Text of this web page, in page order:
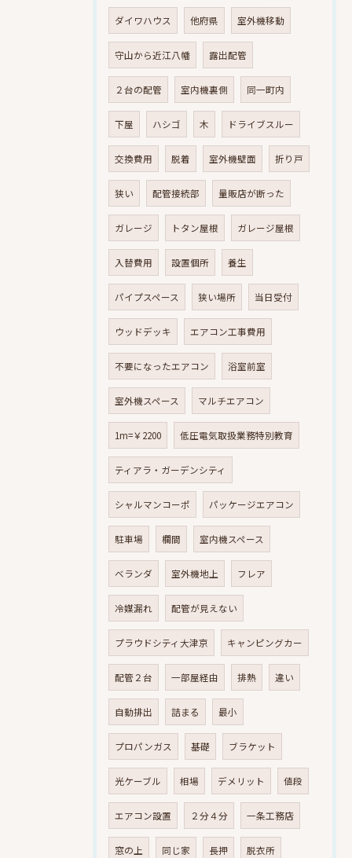
ダイワハウス 他府県 室外機移動
守山から近江八幡 露出配管
２台の配管 室内機裏側 同一町内
下屋 ハシゴ 木 ドライブスルー
交換費用 脱着 室外機壁面 折り戸
狭い 配管接続部 量販店が断った
ガレージ トタン屋根 ガレージ屋根
入替費用 設置個所 養生
パイプスペース 狭い場所 当日受付
ウッドデッキ エアコン工事費用
不要になったエアコン 浴室前室
室外機スペース マルチエアコン
1m=￥2200 低圧電気取扱業務特別教育
ティアラ・ガーデンシティ
シャルマンコーポ パッケージエアコン
駐車場 欄間 室内機スペース
ベランダ 室外機地上 フレア
冷媒漏れ 配管が見えない
プラウドシティ大津京 キャンピングカー
配管２台 一部屋経由 排熱 違い
自動排出 詰まる 最小
プロパンガス 基礎 ブラケット
光ケーブル 相場 デメリット 値段
エアコン設置 ２分４分 一条工務店
窓の上 同じ家 長押 脱衣所